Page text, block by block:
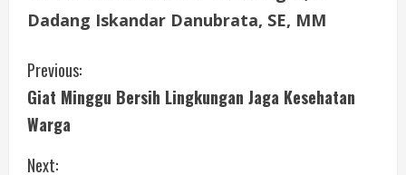
Dadang Iskandar Danubrata, SE, MM
C
o
n
Previous:
Giat Minggu Bersih Lingkungan Jaga Kesehatan
Warga
Next: